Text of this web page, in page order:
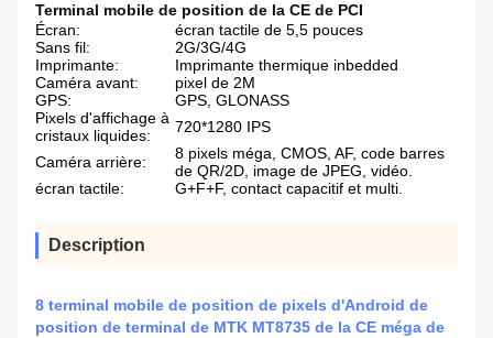
Terminal mobile de position de la CE de PCI
Écran:
écran tactile de 5,5 pouces
Sans fil:
2G/3G/4G
Imprimante:
Imprimante thermique inbedded
Caméra avant:
pixel de 2M
GPS:
GPS, GLONASS
Pixels d'affichage à
cristaux liquides:
720*1280 IPS
Caméra arrière:
8 pixels méga, CMOS, AF, code barres
de QR/2D, image de JPEG, vidéo.
écran tactile:
G+F+F, contact capacitif et multi.
Description
8 terminal mobile de position de pixels d'Android de
position de terminal de MTK MT8735 de la CE méga de